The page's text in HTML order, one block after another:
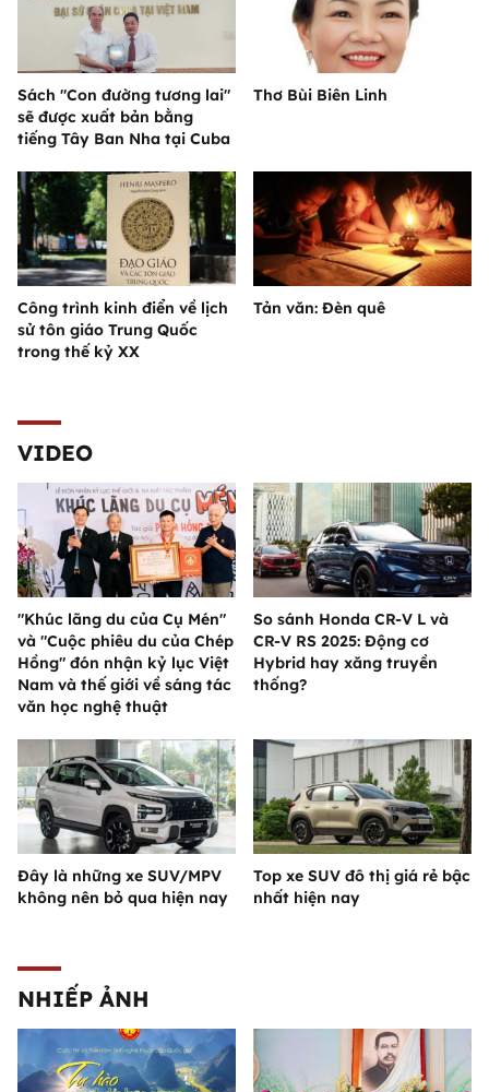
Sách "Con đường tương lai"
sẽ được xuất bản bằng
tiếng Tây Ban Nha tại Cuba
Thơ Bùi Biên Linh
Công trình kinh điển về lịch
sử tôn giáo Trung Quốc
trong thế kỷ XX
Tản văn: Đèn quê
VIDEO
"Khúc lãng du của Cụ Mén"
và "Cuộc phiêu du của Chép
Hồng" đón nhận kỷ lục Việt
Nam và thế giới về sáng tác
văn học nghệ thuật
So sánh Honda CR-V L và
CR-V RS 2025: Động cơ
Hybrid hay xăng truyền
thống?
Đây là những xe SUV/MPV
không nên bỏ qua hiện nay
Top xe SUV đô thị giá rẻ bậc
nhất hiện nay
NHIẾP ẢNH